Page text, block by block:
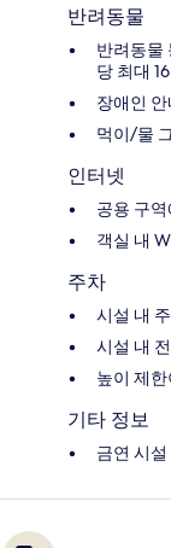
반려동물
반려동물
당 최대
장애인
먹이/물
인터넷
공용 구
객실 내
주차
시설 내
시설 내
높이 제
기타 정보
금연 시설